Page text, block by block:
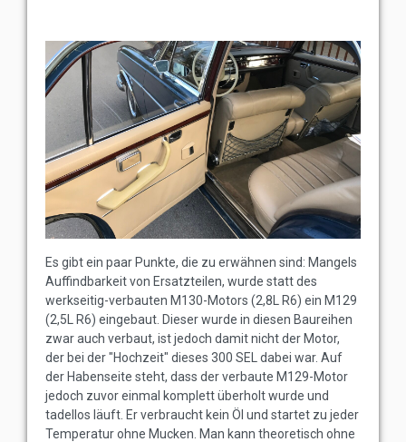
Es gibt ein paar Punkte, die zu erwähnen sind: Mangels
Auffindbarkeit von Ersatzteilen, wurde statt des
werkseitig-verbauten M130-Motors (2,8L R6) ein M129
(2,5L R6) eingebaut. Dieser wurde in diesen Baureihen
zwar auch verbaut, ist jedoch damit nicht der Motor,
der bei der "Hochzeit" dieses 300 SEL dabei war. Auf
der Habenseite steht, dass der verbaute M129-Motor
jedoch zuvor einmal komplett überholt wurde und
tadellos läuft. Er verbraucht kein Öl und startet zu jeder
Temperatur ohne Mucken. Man kann theoretisch ohne